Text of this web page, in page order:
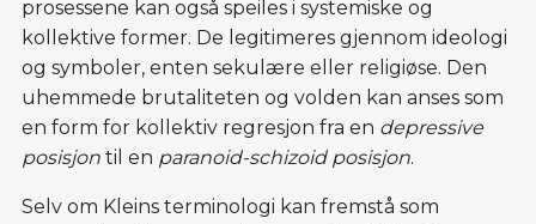
prosessene kan også speiles i systemiske og
kollektive former. De legitimeres gjennom ideologi
og symboler, enten sekulære eller religiøse. Den
uhemmede brutaliteten og volden kan anses som
en form for kollektiv regresjon fra en depressive
posisjon til en paranoid-schizoid posisjon.
Selv om Kleins terminologi kan fremstå som